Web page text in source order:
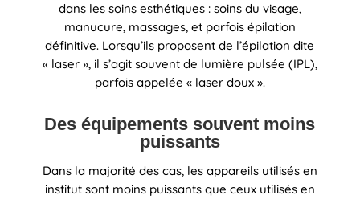
dans les soins esthétiques : soins du visage,
manucure, massages, et parfois épilation
définitive. Lorsqu’ils proposent de l’épilation dite
« laser », il s’agit souvent de lumière pulsée (IPL),
parfois appelée « laser doux ».
Des équipements souvent moins
puissants
Dans la majorité des cas, les appareils utilisés en
institut sont moins puissants que ceux utilisés en